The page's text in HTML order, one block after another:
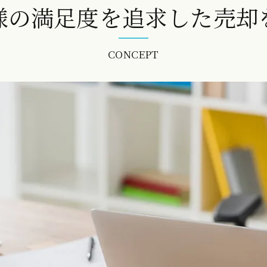
の満足度を追求した売却
CONCEPT